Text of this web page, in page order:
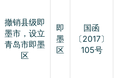
撤销县级即
墨市，设立
青岛市即墨
区
即
墨
区
国函
〔2017〕
105号